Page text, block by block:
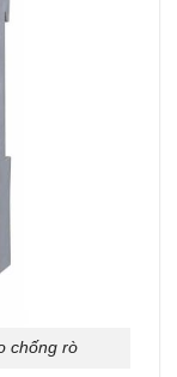
chống rò